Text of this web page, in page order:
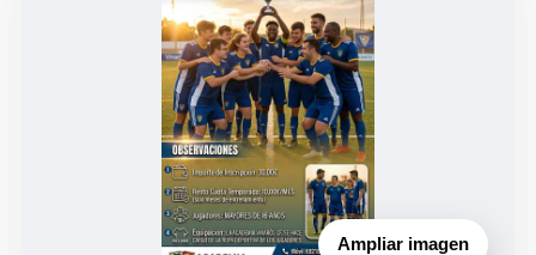
Ampliar imagen